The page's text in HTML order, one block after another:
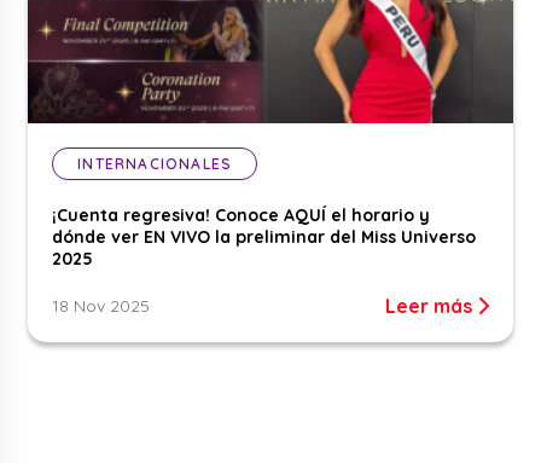
INTERNACIONALES
¡Cuenta regresiva! Conoce AQUÍ el horario y
dónde ver EN VIVO la preliminar del Miss Universo
2025
18 Nov 2025 Leer más